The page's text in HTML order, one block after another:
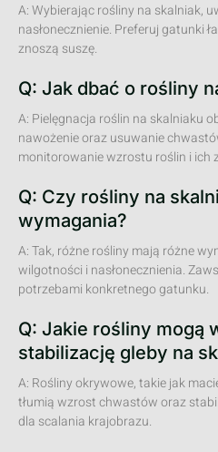
A: Wybierając rośliny na skalniak,
nasłonecznienie. Preferuj gatunki
znoszą suszę.
Q: Jak dbać o rośliny
A: Pielęgnacja roślin na skalniaku
nawożenie oraz usuwanie
monitorowanie wzrostu roślin i ich
Q: Czy rośliny na
wymagania?
A: Tak, różne rośliny mają różne
wilgotności i nasłonecznienia.
potrzebami konkretnego gatunku.
Q: Jakie rośliny mogą
stabilizację gleby na
A: Rośliny okrywowe, takie jak
tłumią wzrost chwastów oraz
dla scalania krajobrazu.